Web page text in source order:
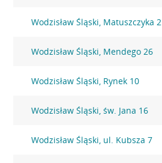
Wodzisław Śląski, Matuszczyka 2
Wodzisław Śląski, Mendego 26
Wodzisław Śląski, Rynek 10
Wodzisław Śląski, św. Jana 16
Wodzisław Śląski, ul. Kubsza 7